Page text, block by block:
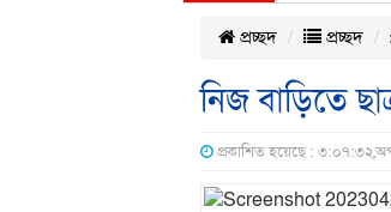
প্রচ্ছদ প্রচ্ছদ
নিজ বাড়ি‌তে
প্রকাশিত হয়েছে :